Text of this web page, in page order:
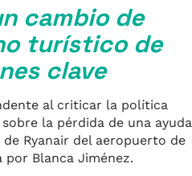
cambio de
turístico de
clave
al criticar la política
la pérdida de una ayuda
Ryanair del aeropuerto de
Blanca Jiménez.